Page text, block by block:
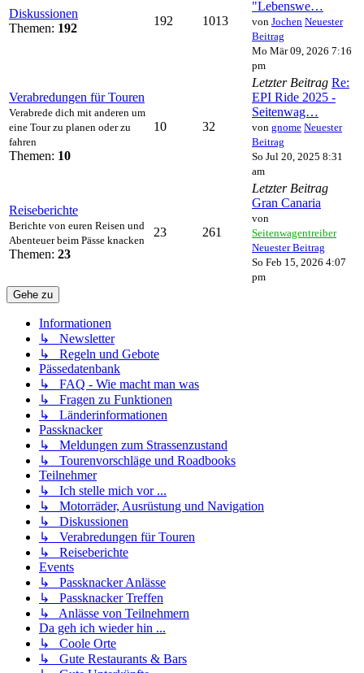
Diskussionen
Themen: 192
192 1013
"Lebenswe…
von Jochen Neuester
Beitrag
Mo Mär 09, 2026 7:16
pm
Verabredungen für Touren
Verabrede dich mit anderen um
eine Tour zu planen oder zu
fahren
Themen: 10
10 32
Letzter Beitrag Re:
EPI Ride 2025 -
Seitenwag…
von gnome Neuester
Beitrag
So Jul 20, 2025 8:31
am
Reiseberichte
Berichte von euren Reisen und
Abenteuer beim Pässe knacken
Themen: 23
23 261
Letzter Beitrag
Gran Canaria
von
Seitenwagentreiber
Neuester Beitrag
So Feb 15, 2026 4:07
pm
Gehe zu
Informationen
↳ Newsletter
↳ Regeln und Gebote
Pässedatenbank
↳ FAQ - Wie macht man was
↳ Fragen zu Funktionen
↳ Länderinformationen
Passknacker
↳ Meldungen zum Strassenzustand
↳ Tourenvorschläge und Roadbooks
Teilnehmer
↳ Ich stelle mich vor ...
↳ Motorräder, Ausrüstung und Navigation
↳ Diskussionen
↳ Verabredungen für Touren
↳ Reiseberichte
Events
↳ Passknacker Anlässe
↳ Passknacker Treffen
↳ Anlässe von Teilnehmern
Da geh ich wieder hin ...
↳ Coole Orte
↳ Gute Restaurants & Bars